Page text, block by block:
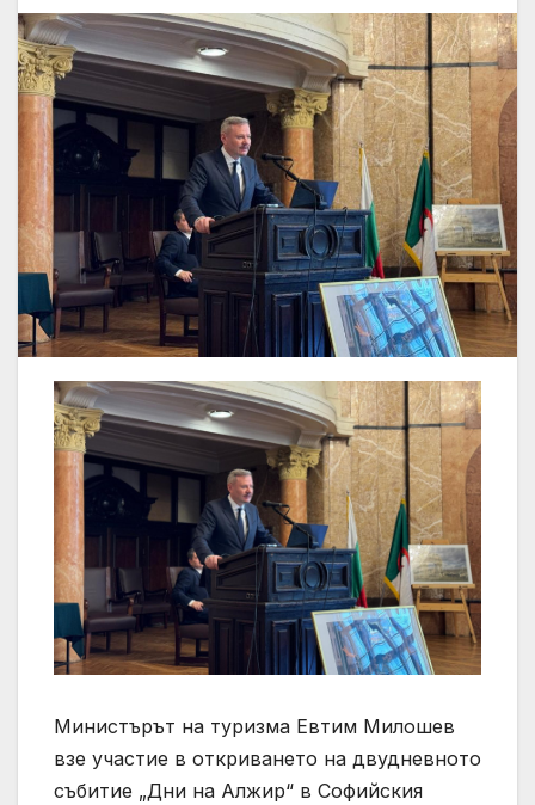
Министърът на туризма Евтим Милошев
взе участие в откриването на двудневното
събитие „Дни на Алжир“ в Софийския